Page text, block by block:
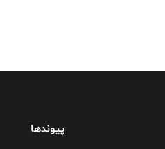
پیوندها